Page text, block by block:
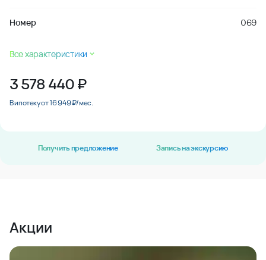
Номер 069
Все характеристики
3 578 440₽
В ипотеку от 16 949 ₽/мес.
Получить предложение Запись на экскурсию
Акции